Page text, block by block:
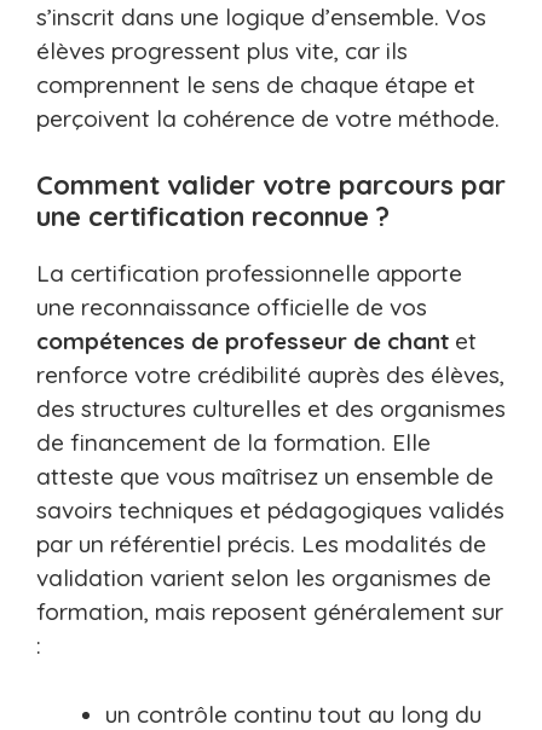
s’inscrit dans une logique d’ensemble. Vos
élèves progressent plus vite, car ils
comprennent le sens de chaque étape et
perçoivent la cohérence de votre méthode.
Comment valider votre parcours par
une certification reconnue ?
La certification professionnelle apporte
une reconnaissance officielle de vos
compétences de professeur de chant et
renforce votre crédibilité auprès des élèves,
des structures culturelles et des organismes
de financement de la formation. Elle
atteste que vous maîtrisez un ensemble de
savoirs techniques et pédagogiques validés
par un référentiel précis. Les modalités de
validation varient selon les organismes de
formation, mais reposent généralement sur
:
un contrôle continu tout au long du